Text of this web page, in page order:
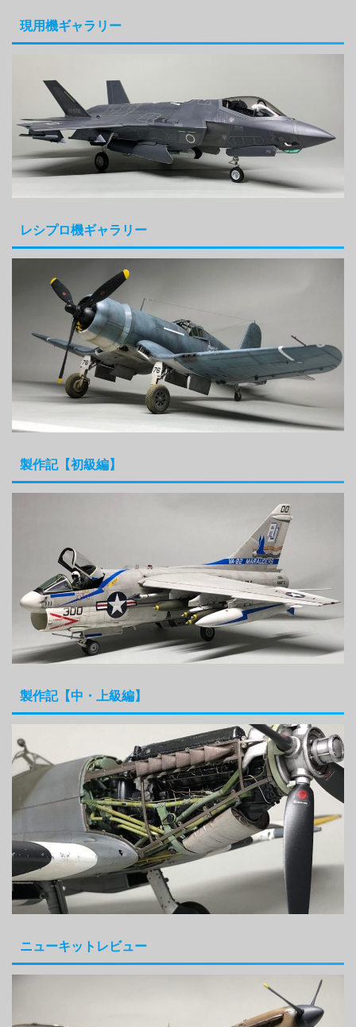
現用機ギャラリー
レシプロ機ギャラリー
製作記【初級編】
製作記【中・上級編】
ニューキットレビュー